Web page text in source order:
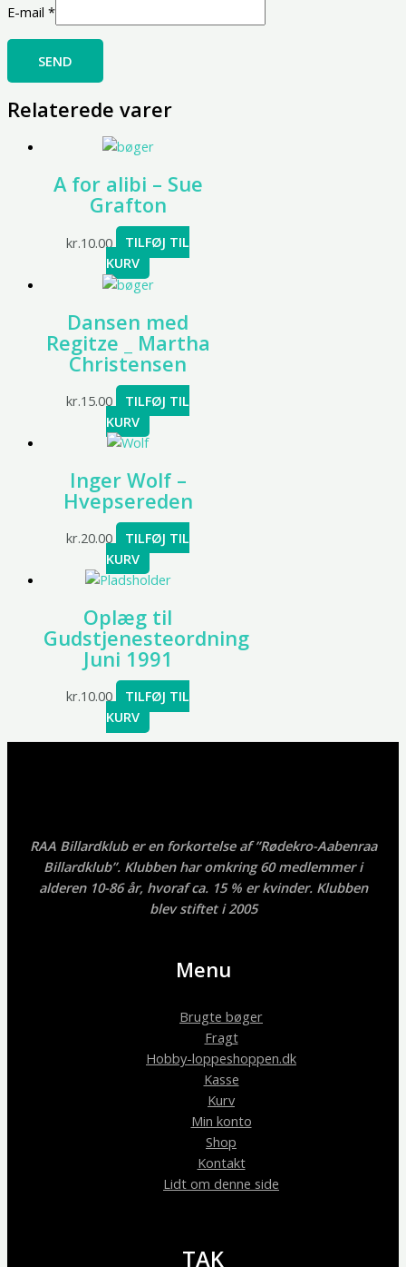
E-mail *
Relaterede varer
A for alibi – Sue
Grafton
kr.10.00
TILFØJ TIL
KURV
Dansen med
Regitze _ Martha
Christensen
kr.15.00
TILFØJ TIL
KURV
Inger Wolf –
Hvepsereden
kr.20.00
TILFØJ TIL
KURV
Oplæg til
Gudstjenesteordning
Juni 1991
kr.10.00
TILFØJ TIL
KURV
RAA Billardklub er en forkortelse af ”Rødekro-Aabenraa
Billardklub”. Klubben har omkring 60 medlemmer i
alderen 10-86 år, hvoraf ca. 15 % er kvinder. Klubben
blev stiftet i 2005
Menu
Brugte bøger
Fragt
Hobby-loppeshoppen.dk
Kasse
Kurv
Min konto
Shop
Kontakt
Lidt om denne side
TAK